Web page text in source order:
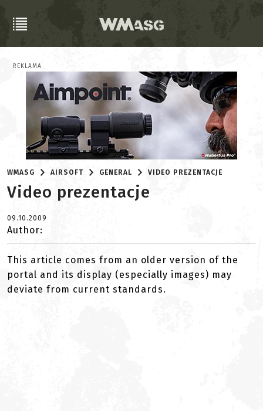
REKLAMA
WMASG AIRSOFT GENERAL VIDEO PREZENTACJE
Video prezentacje
09.10.2009
Author:
This article comes from an older version of the
portal and its display (especially images) may
deviate from current standards.